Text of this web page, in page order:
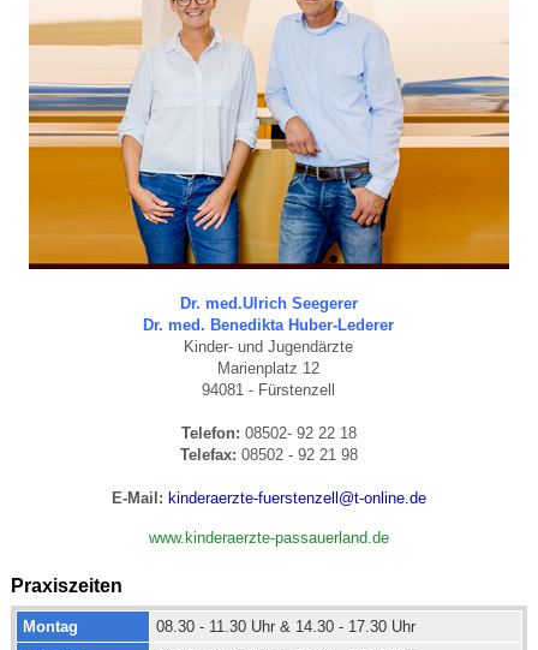
Dr. med.Ulrich Seegerer
Dr. med. Benedikta Huber-Lederer
Kinder- und Jugendärzte
Marienplatz 12
94081 - Fürstenzell
Telefon: 08502- 92 22 18
Telefax: 08502 - 92 21 98
E-Mail: kinderaerzte-fuerstenzell@t-online.de
www.kinderaerzte-passauerland.de
Praxiszeiten
Montag
08.30 - 11.30 Uhr & 14.30 - 17.30 Uhr